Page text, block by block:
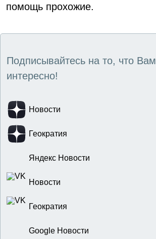
помощь прохожие.
Подписывайтесь на то, что Вам
интересно!
Новости
Геократия
Яндекс Новости
Новости
Геократия
Google Новости